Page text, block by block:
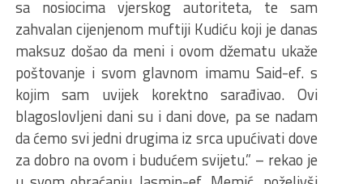
sa nosiocima vjerskog autoriteta, te sam
zahvalan cijenjenom muftiji Kudiću koji je danas
maksuz došao da meni i ovom džematu ukaže
poštovanje i svom glavnom imamu Said-ef. s
kojim sam uvijek korektno sarađivao. Ovi
blagoslovljeni dani su i dani dove, pa se nadam
da ćemo svi jedni drugima iz srca upućivati dove
za dobro na ovom i budućem svijetu.” – rekao je